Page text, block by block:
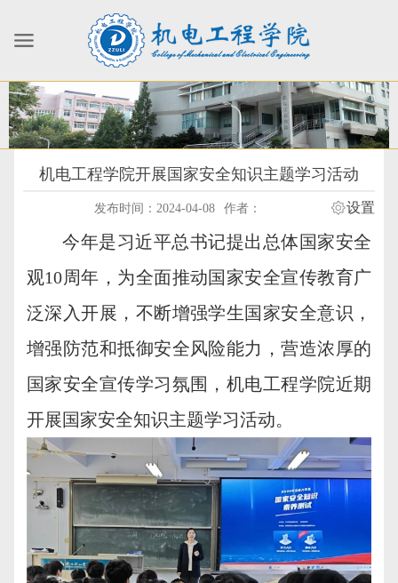
机电工程学院开展国家安全知识主题学习活动
发布时间：2024-04-08 作者： 设置
今年是习近平总书记提出总体国家安全
观10周年，为全面推动国家安全宣传教育广
泛深入开展，不断增强学生国家安全意识，
增强防范和抵御安全风险能力，营造浓厚的
国家安全宣传学习氛围，机电工程学院近期
开展国家安全知识主题学习活动。